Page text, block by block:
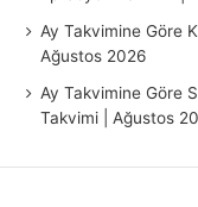
Ay Takvimine Göre
Ağustos 2026
Ay Takvimine Göre
Takvimi | Ağustos